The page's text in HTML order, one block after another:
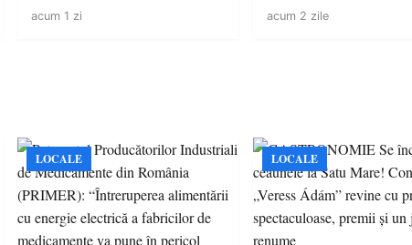
acum 1 zi acum 2 zile
LOCALE LOCALE